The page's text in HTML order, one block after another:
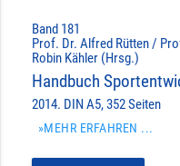
Band 181
Prof. Dr. Alfred Rütten /
Robin Kähler (Hrsg.)
Handbuch
2014. DIN A5, 352 Seiten
»MEHR ERFAHREN ...